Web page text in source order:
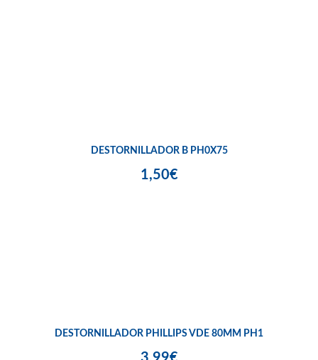
DESTORNILLADOR B PH0X75
1,50€
DESTORNILLADOR PHILLIPS VDE 80MM PH1